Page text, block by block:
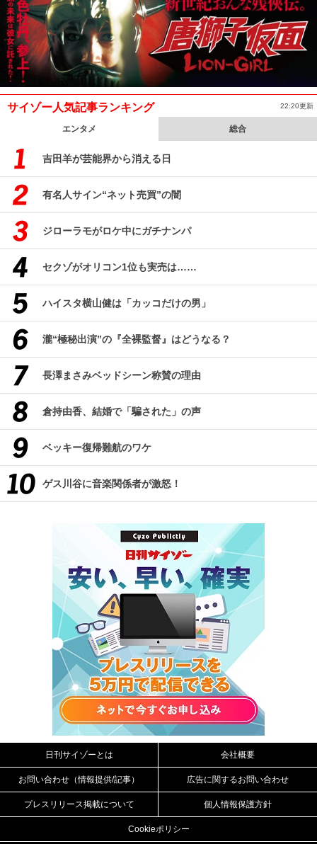
サイゾー人気記事ランキング 22:20更新
エンタメ 総合
吉田羊が芸能界から消える日
有名人サイン“ネット売買”の闇
ジローラモがロケ中にガチナンパ
セクゾがオリコン1位も実売は……
ハイスタ横山健は「カッコだけの男」
瀧“極秘出演”の『全裸監督』はどうなる？
長澤まさみベッドシーン称賛の理由
倉持由香、結婚で「騙された」の声
ベッキー復帰難航のワケ
ゲス川谷に音楽関係者が激怒！
日刊サイゾーとは 会社概要
お問い合わせ（情報提供/記事） 広告に関するお問い合わせ
プレスリリース掲載について 個人情報保護方針
Cookieポリシー